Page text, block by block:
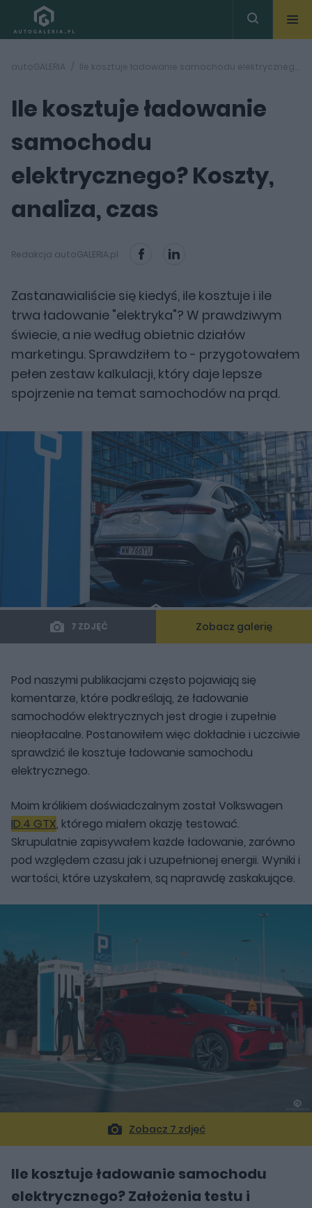
autoGALERIA Ile kosztuje ładowanie samochodu elektrycznego? Koszty, analiza, czas
Ile kosztuje ładowanie
samochodu
elektrycznego? Koszty,
analiza, czas
Redakcja autoGALERIA.pl
Zastanawialiście się kiedyś, ile kosztuje i ile
trwa ładowanie "elektryka"? W prawdziwym
świecie, a nie według obietnic działów
marketingu. Sprawdziłem to - przygotowałem
pełen zestaw kalkulacji, który daje lepsze
spojrzenie na temat samochodów na prąd.
7 ZDJĘĆ Zobacz galerię
Pod naszymi publikacjami często pojawiają się
komentarze, które podkreślają, że ładowanie
samochodów elektrycznych jest drogie i zupełnie
nieopłacalne. Postanowiłem więc dokładnie i uczciwie
sprawdzić ile kosztuje ładowanie samochodu
elektrycznego.
Moim królikiem doświadczalnym został Volkswagen
ID.4 GTX, którego miałem okazję testować.
Skrupulatnie zapisywałem każde ładowanie, zarówno
pod względem czasu jak i uzupełnionej energii. Wyniki i
wartości, które uzyskałem, są naprawdę zaskakujące.
Zobacz 7 zdjęć
Ile kosztuje ładowanie samochodu
elektrycznego? Założenia testu i